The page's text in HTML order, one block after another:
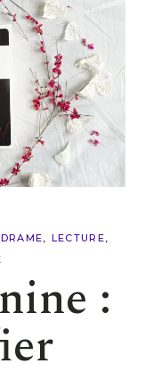
DRAME
LECTURE
: